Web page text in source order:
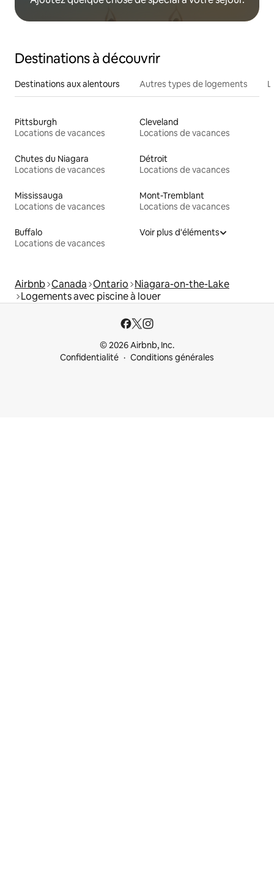
Destinations à découvrir
Destinations aux alentours Autres types de logements
Pittsburgh
Locations de vacances
Cleveland
Locations de vacances
Chutes du Niagara
Locations de vacances
Détroit
Locations de vacances
Mississauga
Locations de vacances
Mont-Tremblant
Locations de vacances
Buffalo
Locations de vacances
Voir plus d'éléments
Airbnb Canada Ontario Niagara-on-the-Lake
Logements avec piscine à louer
© 2026 Airbnb, Inc.
Confidentialité
Conditions générales